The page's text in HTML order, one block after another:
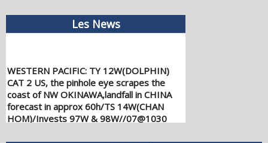
Les News
WESTERN PACIFIC: TY 12W(DOLPHIN)
CAT 2 US, the pinhole eye scrapes the
coast of NW OKINAWA,landfall in CHINA
forecast in approx 60h/TS 14W(CHAN
HOM)/Invests 97W & 98W//07@1030
UTC